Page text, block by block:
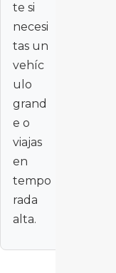
te si
necesi
tas un
vehíc
ulo
grand
e o
viajas
en
tempo
rada
alta.